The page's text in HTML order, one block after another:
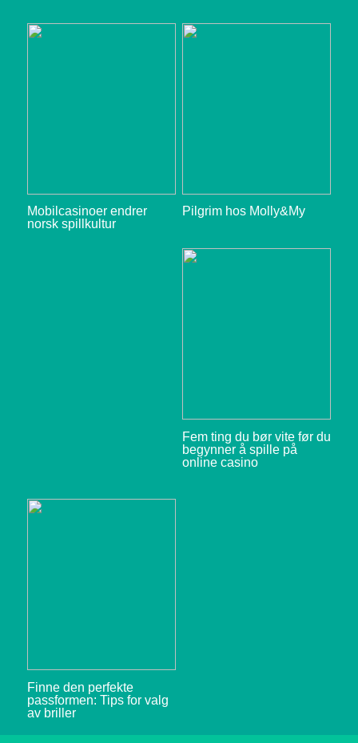
Mobilcasinoer endrer
norsk spillkultur
Pilgrim hos Molly&My
Fem ting du bør vite før du
begynner å spille på
online casino
Finne den perfekte
passformen: Tips for valg
av briller